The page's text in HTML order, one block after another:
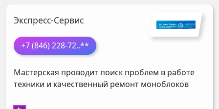
Экспресс-Сервис
+7 (846) 228-72..**
Мастерская проводит поиск проблем в работе
техники и качественный ремонт моноблоков